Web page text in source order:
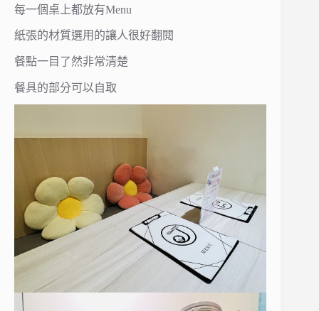
每一個桌上都放有Menu
紙張的材質選用的讓人很好翻閱
餐點一目了然非常清楚
餐具的部分可以自取